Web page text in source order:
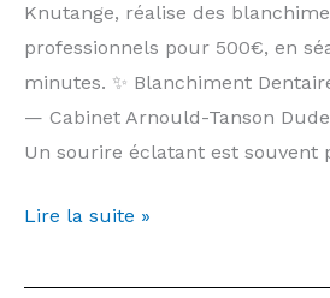
Knutange, réalise des
professionnels pour 500€, en
minutes. ✨ Blanchiment
— Cabinet Arnould-Tanson
Un sourire éclatant est souvent
Blanchiment
Knutange
Lire la suite »